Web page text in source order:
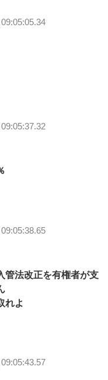
管法改正を有権者が支
れよ